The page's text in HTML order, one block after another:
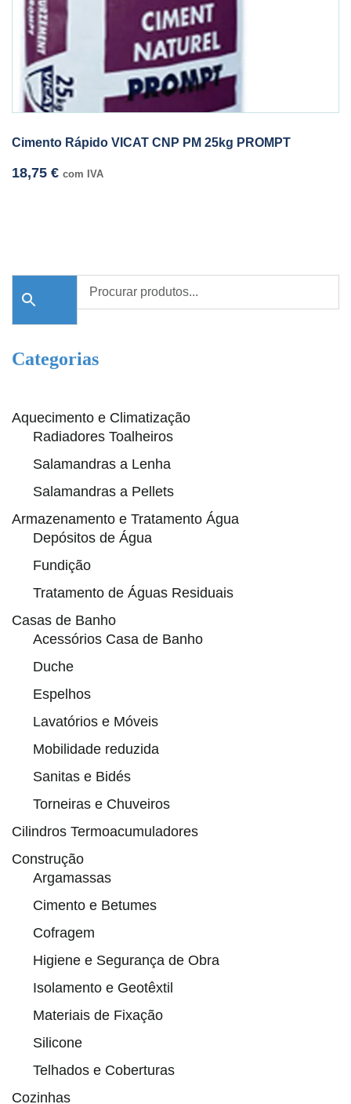
Cimento Rápido VICAT CNP PM 25kg PROMPT
18,75 € com IVA
Categorias
Aquecimento e Climatização
Radiadores Toalheiros
Salamandras a Lenha
Salamandras a Pellets
Armazenamento e Tratamento Água
Depósitos de Água
Fundição
Tratamento de Águas Residuais
Casas de Banho
Acessórios Casa de Banho
Duche
Espelhos
Lavatórios e Móveis
Mobilidade reduzida
Sanitas e Bidés
Torneiras e Chuveiros
Cilindros Termoacumuladores
Construção
Argamassas
Cimento e Betumes
Cofragem
Higiene e Segurança de Obra
Isolamento e Geotêxtil
Materiais de Fixação
Silicone
Telhados e Coberturas
Cozinhas